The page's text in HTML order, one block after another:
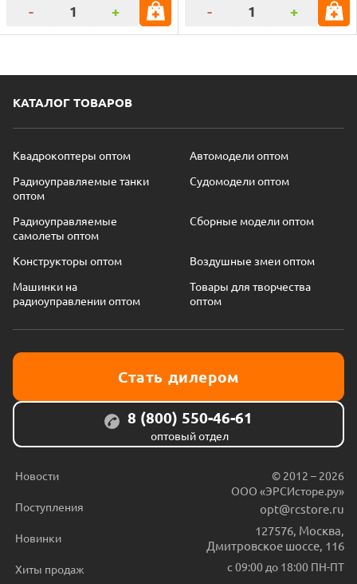
- + - +
КАТАЛОГ ТОВАРОВ
Квадрокоптеры оптом
Автомодели оптом
Радиоуправляемые танки
оптом
Судомодели оптом
Радиоуправляемые
самолеты оптом
Сборные модели оптом
Конструкторы оптом
Воздушные змеи оптом
Машинки на
радиоуправлении оптом
Товары для творчества
оптом
Стать дилером
8 (800) 550-46-61
оптовый отдел
Новости
Поступления
Новинки
Хиты продаж
© 2012 – 2026
ООО «ЭРСИсторе.ру»
opt@rcstore.ru
127576 Москва
Дмитровское шоссе, 116
с 09:00 до 18:00 ПН-ПТ